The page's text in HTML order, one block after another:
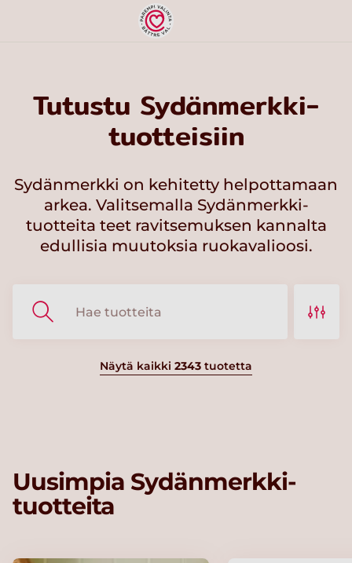
Tutustu Sydänmerkki-
tuotteisiin
Sydänmerkki on kehitetty helpottamaan
arkea. Valitsemalla Sydänmerkki-
tuotteita teet ravitsemuksen kannalta
edullisia muutoksia ruokavalioosi.
Näytä kaikki 2343 tuotetta
Uusimpia Sydänmerkki-
tuotteita